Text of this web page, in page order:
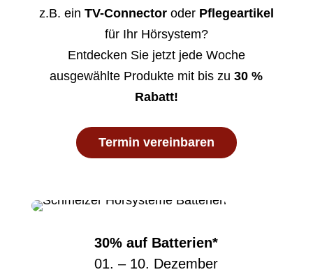
z.B. ein TV-Connectoroder Pflegeartikel
für Ihr Hörsystem?
Entdecken Sie jetzt jede Woche
ausgewählte Produkte mit bis zu30 %
Rabatt!
Termin vereinbaren
30% auf Batterien*
01. – 10. Dezember